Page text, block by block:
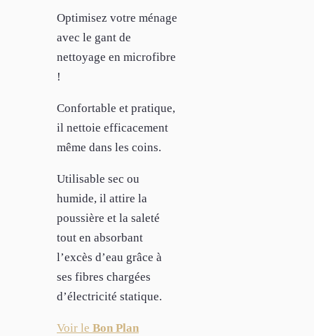
Optimisez votre ménage
avec le gant de
nettoyage en microfibre
!
Confortable et pratique,
il nettoie efficacement
même dans les coins.
Utilisable sec ou
humide, il attire la
poussière et la saleté
tout en absorbant
l’excès d’eau grâce à
ses fibres chargées
d’électricité statique.
Voir le Bon Plan